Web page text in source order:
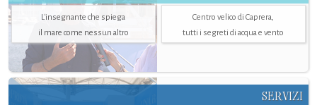
L'insegnante che spiega
il mare come nessun altro
Centro velico di Caprera,
tutti i segreti di acqua e vento
SERVIZI